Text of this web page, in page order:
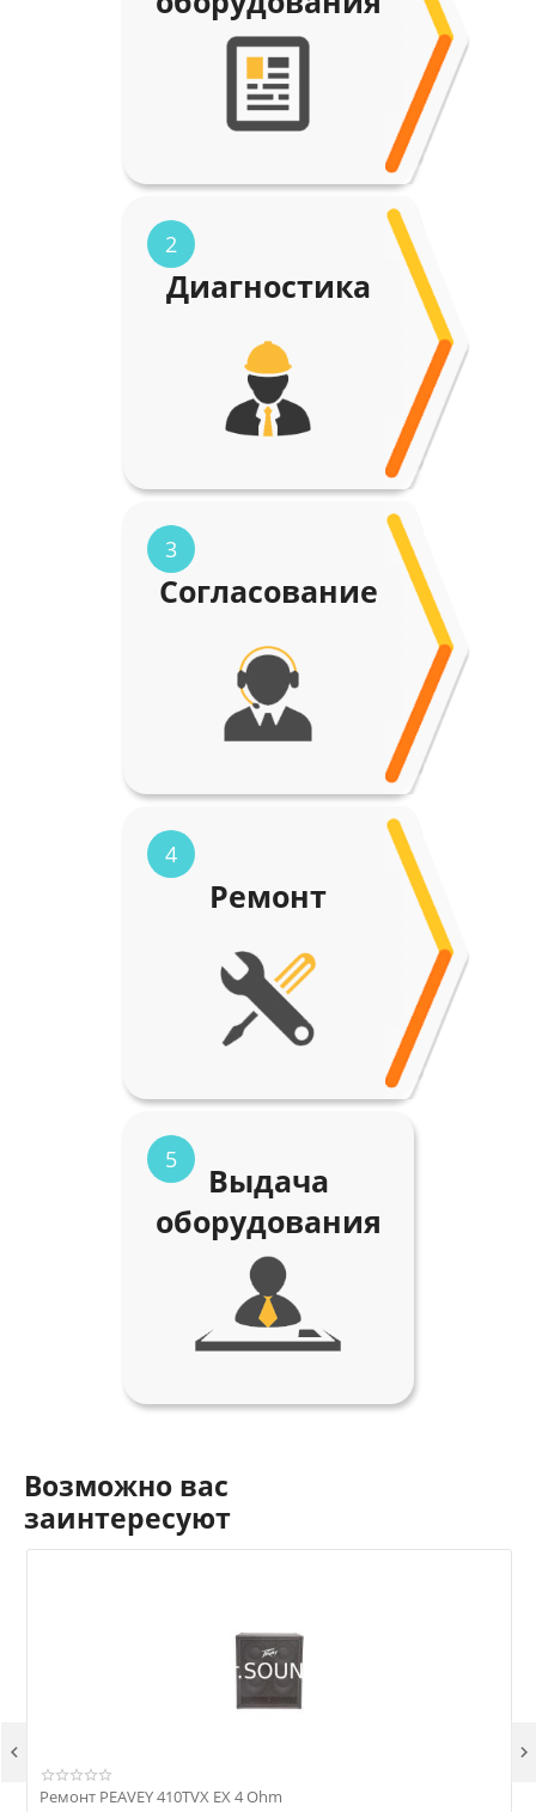
2
Диагностика
3
Согласование
4
Ремонт
5
Выдача
оборудования
Возможно вас
заинтересуют
Ремонт PEAVEY 410TVX EX 4 Ohm
 